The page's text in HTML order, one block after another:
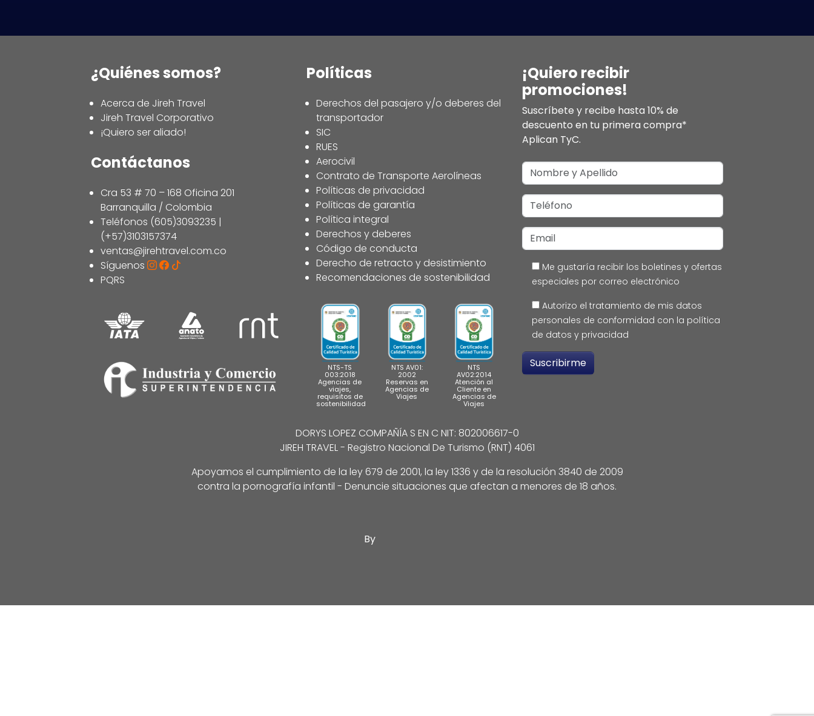
¿Quiénes somos?
Acerca de Jireh Travel
Jireh Travel Corporativo
¡Quiero ser aliado!
Contáctanos
Cra 53 # 70 – 168 Oficina 201
Barranquilla / Colombia
Teléfonos (605)3093235 |
(+57)3103157374
ventas@jirehtravel.com.co
Síguenos
PQRS
Políticas
Derechos del pasajero y/o deberes del
transportador
SIC
RUES
Aerocivil
Contrato de Transporte Aerolíneas
Políticas de privacidad
Políticas de garantía
Política integral
Derechos y deberes
Código de conducta
Derecho de retracto y desistimiento
Recomendaciones de sostenibilidad
NTS-TS
003:2018
Agencias de
viajes,
requisitos de
sostenibilidad
NTS AV01:
2002
Reservas en
Agencias de
Viajes
NTS
AV02:2014
Atención al
Cliente en
Agencias de
Viajes
¡Quiero recibir
promociones!
Suscríbete y recibe hasta 10% de
descuento en tu primera compra*
Aplican TyC.
Me gustaría recibir los boletines y ofertas
especiales por correo electrónico
Autorizo el tratamiento de mis datos
personales de conformidad con la política
de datos y privacidad
DORYS LOPEZ COMPAÑÍA S EN C NIT: 802006617-0
JIREH TRAVEL - Registro Nacional De Turismo (RNT) 4061
Apoyamos el cumplimiento de la ley 679 de 2001, la ley 1336 y de la resolución 3840 de 2009
contra la pornografía infantil - Denuncie situaciones que afectan a menores de 18 años.
By